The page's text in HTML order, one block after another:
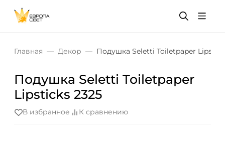
Главная Декор Подушка Seletti Toiletpaper
Подушка Seletti Toiletpaper
Lipsticks 2325
В избранное К сравнению